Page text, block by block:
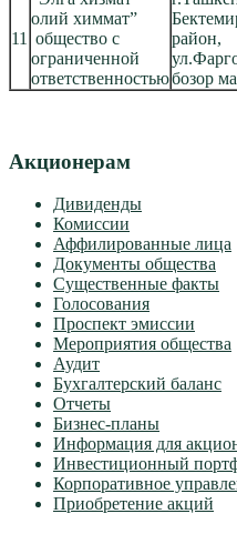
11
олий химмат”
общество с
ограниченной
ответственностью
район,
бозор
Акционерам
Дивиденды
Комиссии
Аффилированные лица
Документы общества
Существенные факты
Голосования
Проспект эмиссии
Мероприятия общества
Аудит
Бухгалтерский баланс
Отчеты
Бизнес-планы
Информация для
Инвестиционный
Корпоративное
Приобретение акций